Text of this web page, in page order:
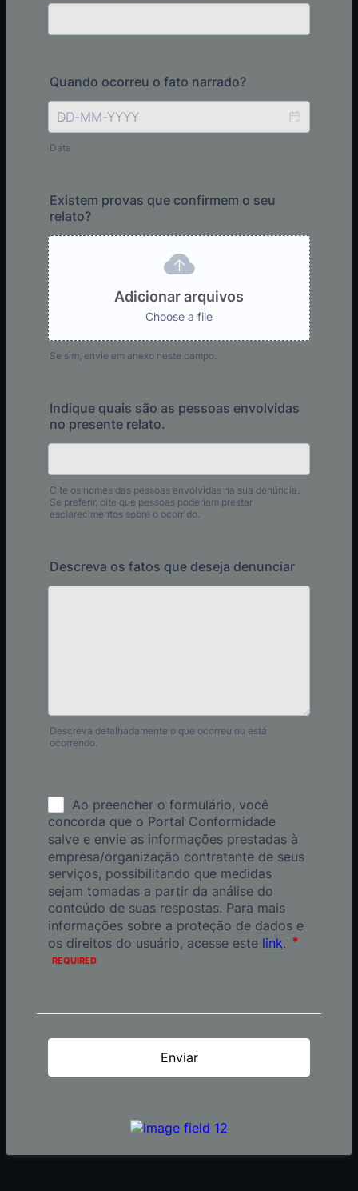
Quando ocorreu o fato narrado?
Data
Existem provas que confirmem o seu
relato?
Adicionar arquivos
Choose a file
Se sim, envie em anexo neste campo.
Indique quais são as pessoas envolvidas
no presente relato.
Cite os nomes das pessoas envolvidas na sua denúncia.
Se preferir, cite que pessoas poderiam prestar
esclarecimentos sobre o ocorrido.
Descreva os fatos que deseja denunciar
Descreva detalhadamente o que ocorreu ou está
ocorrendo.
Enviar